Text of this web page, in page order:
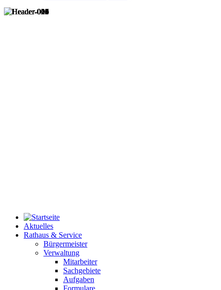
Aktuelles
Rathaus & Service
Bürgermeister
Verwaltung
Mitarbeiter
Sachgebiete
Aufgaben
Formulare